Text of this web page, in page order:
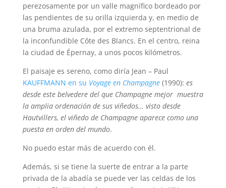
perezosamente por un valle magnífico bordeado por
las pendientes de su orilla izquierda y, en medio de
una bruma azulada, por el extremo septentrional de
la inconfundible Côte des Blancs. En el centro, reina
la ciudad de Épernay, a unos pocos kilómetros.
El paisaje es sereno, como diría Jean – Paul
KAUFFMANN en su Voyage en Champagne(1990): es
desde este belvedere del que Champagne mejor muestra
la amplia ordenación de sus viñedos… visto desde
Hautvillers, el viñedo de Champagne aparece como una
puesta en orden del mundo.
No puedo estar más de acuerdo con él.
Además, si se tiene la suerte de entrar a la parte
privada de la abadía se puede ver las celdas de los